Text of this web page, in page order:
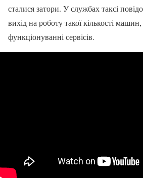
сталися затори. У службах таксі
вихід на роботу такої кількості
функціонуванні сервісів.